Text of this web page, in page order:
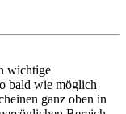
wichtige
bald wie möglich
ganz oben in